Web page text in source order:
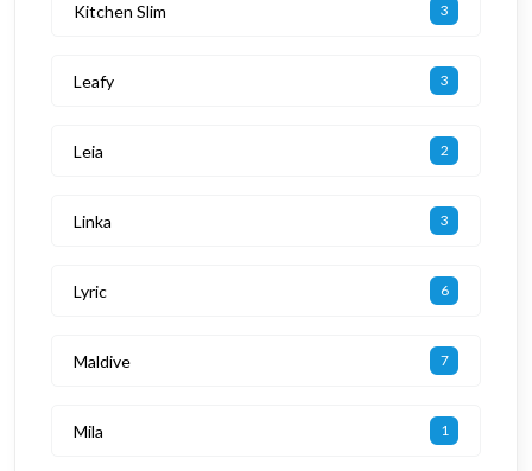
Kitchen Slim 3
Leafy 3
Leia 2
Linka 3
Lyric 6
Maldive 7
Mila 1